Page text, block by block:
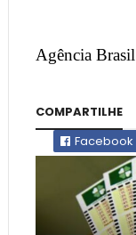
Agência Brasil
COMPARTILHE
Facebook